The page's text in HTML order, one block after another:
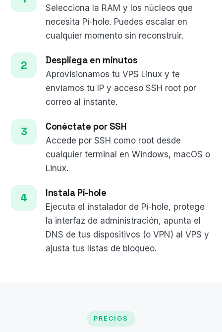
Selecciona la RAM y los núcleos que
necesita Pi-hole. Puedes escalar en
cualquier momento sin reconstruir.
Despliega en minutos
Aprovisionamos tu VPS Linux y te
enviamos tu IP y acceso SSH root por
correo al instante.
Conéctate por SSH
Accede por SSH como root desde
cualquier terminal en Windows, macOS o
Linux.
Instala Pi-hole
Ejecuta el instalador de Pi-hole, protege
la interfaz de administración, apunta el
DNS de tus dispositivos (o VPN) al VPS y
ajusta tus listas de bloqueo.
PRECIOS